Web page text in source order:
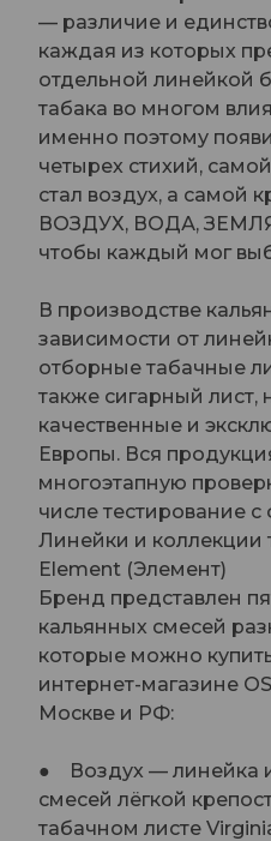
— различие и
каждая из которых
отдельной линейкой
табака во многом
именно поэтому
четырех стихий,
стал воздух, а самой
ВОЗДУХ, ВОДА,
чтобы каждый мог
В производстве
зависимости от
отборные табачные
также сигарный лист,
качественные и
Европы. Вся
многоэтапную
числе тестирование с
Линейки и коллекции
Element (Элемент)
Бренд представлен
кальянных смесей
которые можно
интернет-магазине
Москве и РФ:
● Воздух — линейка
смесей лёгкой
табачном листе